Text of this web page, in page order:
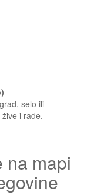
selo ili
i rade.
na mapi